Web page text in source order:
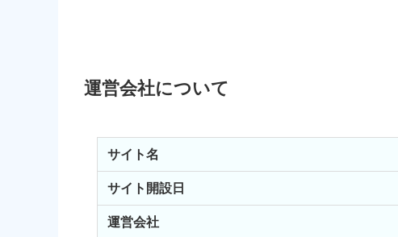
運営会社について
サイト名
サイト開設日
運営会社